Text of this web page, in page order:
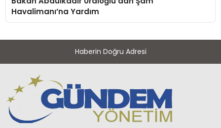
Havalimanı’na Yardım
Haberin Doğru Adresi